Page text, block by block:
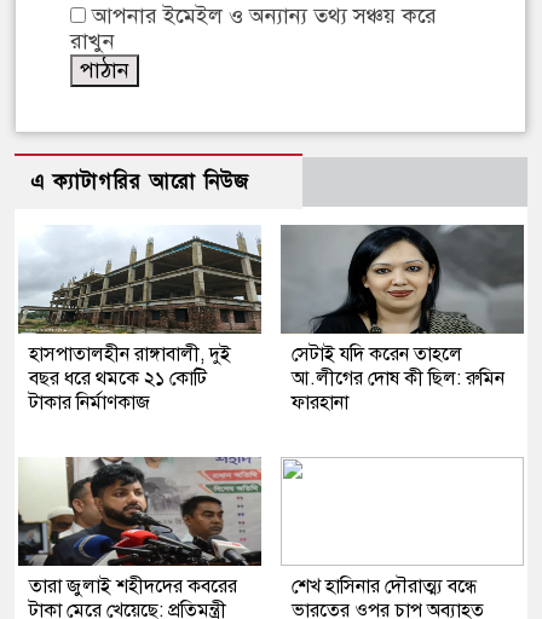
আপনার ইমেইল ও অন্যান্য তথ্য সঞ্চয় করে
রাখুন
এ ক্যাটাগরির আরো নিউজ
হাসপাতালহীন রাঙ্গাবালী, দুই
বছর ধরে থমকে ২১ কোটি
টাকার নির্মাণকাজ
সেটাই যদি করেন তাহলে
আ.লীগের দোষ কী ছিল: রুমিন
ফারহানা
তারা জুলাই শহীদদের কবরের
টাকা মেরে খেয়েছে: প্রতিমন্ত্রী
শেখ হাসিনার দৌরাত্ম্য বন্ধে
ভারতের ওপর চাপ অব্যাহত